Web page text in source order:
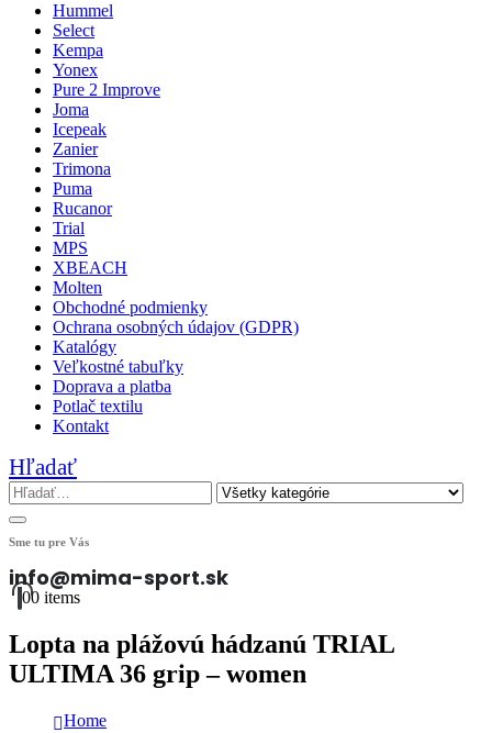
Hummel
Select
Kempa
Yonex
Pure 2 Improve
Joma
Icepeak
Zanier
Trimona
Puma
Rucanor
Trial
MPS
XBEACH
Molten
Obchodné podmienky
Ochrana osobných údajov (GDPR)
Katalógy
Veľkostné tabuľky
Doprava a platba
Potlač textilu
Kontakt
Hľadať
Sme tu pre Vás
info@mima-sport.sk
00 items
Lopta na plážovú hádzanú TRIAL
ULTIMA 36 grip – women
Home